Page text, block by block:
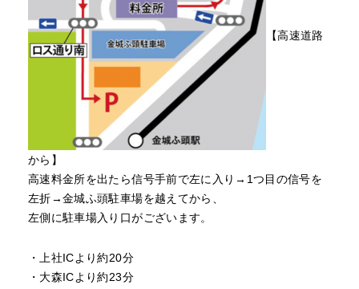
【高速道路
から】
高速料金所を出たら信号手前で左に入り→1つ目の信号を
左折→金城ふ頭駐車場を越えてから、
左側に駐車場入り口がございます。
・上社ICより約20分
・大森ICより約23分